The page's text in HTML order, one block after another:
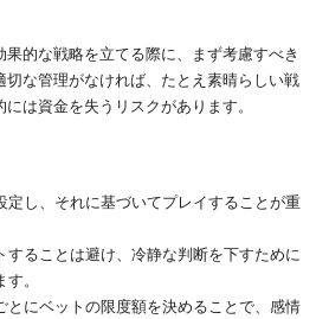
的な戦略を立てる際に、まず考慮すべき
切な管理がなければ、たとえ素晴らしい戦
は資金を失うリスクがあります。
定し、それに基づいてプレイすることが重
することは避け、冷静な判断を下すために
。
とにベットの限度額を決めることで、感情